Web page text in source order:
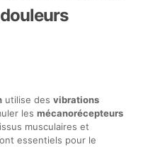
utilise des vibrations
les mécanorécepteurs
musculaires et
essentiels pour le